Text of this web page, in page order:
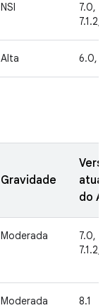
NSI
7.0,
7.1.2,
Alta 6.0,
Gravidade
do
Moderada
7.0,
7.1.2,
Moderada 8.1